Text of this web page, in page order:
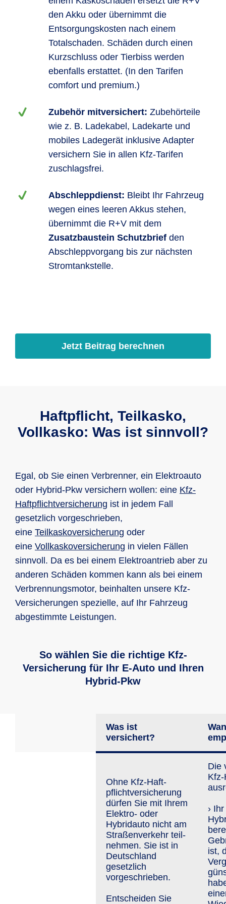
den Akku oder übernimmt die
Entsorgungskosten nach einem
Totalschaden. Schäden durch einen
Kurzschluss oder Tierbiss werden
ebenfalls erstattet. (In den Tarifen
comfort und premium.)
Zubehör mitversichert: Zubehörteile
wie z. B. Ladekabel, Ladekarte und
mobiles Ladegerät inklusive Adapter
versichern Sie in allen Kfz-Tarifen
zuschlagsfrei.
Abschleppdienst: Bleibt Ihr Fahrzeug
wegen eines leeren Akkus stehen,
übernimmt die R+V mit dem
Zusatzbaustein Schutzbrief den
Abschleppvorgang bis zur nächsten
Strom­tank­stelle.
Jetzt Beitrag berechnen
Haftpflicht, Teilkasko,
Vollkasko: Was ist sinnvoll?
Egal, ob Sie einen Verbrenner, ein Elektroauto
oder Hybrid-Pkw versichern wollen: eine Kfz-
Haft­pflicht­ver­siche­rung ist in jedem Fall
gesetzlich vorgeschrieben,
eine Teilkaskoversicherung oder
eine Vollkaskoversicherung in vielen Fällen
sinnvoll. Da es bei einem Elektroantrieb aber zu
anderen Schäden kommen kann als bei einem
Verbrennungsmotor, beinhalten unsere Kfz-
Versicherungen spezielle, auf Ihr Fahrzeug
abgestimmte Leistungen.
So wählen Sie die richtige Kfz-
Versicherung für Ihr E-Auto und Ihren
Hybrid-Pkw
Was ist
versichert?
Ohne Kfz-Haft­
pflicht­versiche­rung
dürfen Sie mit Ihrem
Elektro- oder
Hybridauto nicht am
Straßen­ver­kehr teil­
neh­men. Sie ist in
Deutschland
gesetzlich
vorgeschrieben.
Entscheiden Sie
Die
›
ist,